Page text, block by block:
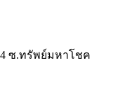
ซ.ทรัพย์มหาโชค